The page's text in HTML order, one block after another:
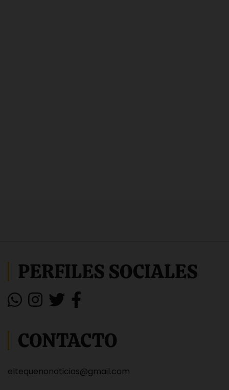
PERFILES SOCIALES
CONTACTO
eltequenonoticias@gmail.com